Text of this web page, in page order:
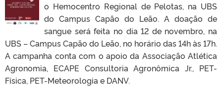
o Hemocentro Regional de Pelotas, na UBS
do Campus Capão do Leão. A doação de
sangue será feita no dia 12 de novembro, na
UBS – Campus Capão do Leão, no horário das 14h às 17h.
A campanha conta com o apoio da Associação Atlética
Agronomia, ECAPE Consultoria Agronômica Jr., PET-
Física, PET-Meteorologia e DANV.